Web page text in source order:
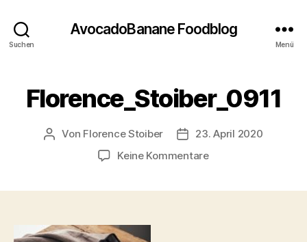
Suchen
AvocadoBanane Foodblog
Menü
Florence_Stoiber_0911
Beitragsautor
Von Florence Stoiber Veröffentlichungsdatum
23. April 2020
Keine Kommentarezu